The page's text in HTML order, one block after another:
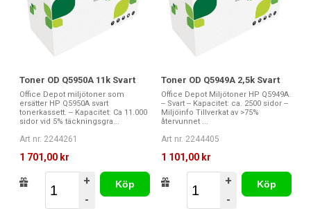
Toner OD Q5950A 11k Svart
Office Depot miljötoner som
ersätter HP Q5950A svart
tonerkassett. -- Kapacitet: Ca 11.000
sidor vid 5% täckningsgra...
Art nr. 2244261
1 701,00 kr
+
-
Köp
Toner OD Q5949A 2,5k Svart
Office Depot Miljötoner HP Q5949A.
-- Svart -- Kapacitet: ca. 2500 sidor --
Miljöinfo Tillverkat av >75%
återvunnet ...
Art nr. 2244405
1 101,00 kr
+
-
Köp